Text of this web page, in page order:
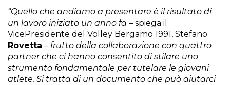
“Quello che andiamo a presentare è il risultato di
un lavoro iniziato un anno fa – spiega il
VicePresidente del Volley Bergamo 1991, Stefano
Rovetta – frutto della collaborazione con quattro
partner che ci hanno consentito di stilare uno
strumento fondamentale per tutelare le giovani
atlete. Si tratta di un documento che può aiutarci